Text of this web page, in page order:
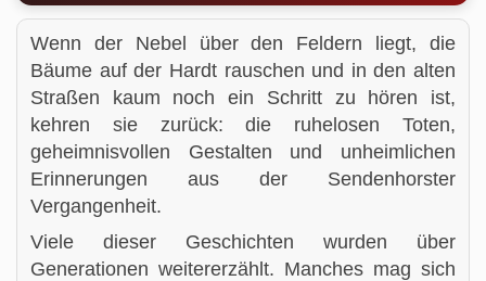
Wenn der Nebel über den Feldern liegt, die
Bäume auf der Hardt rauschen und in den alten
Straßen kaum noch ein Schritt zu hören ist,
kehren sie zurück: die ruhelosen Toten,
geheimnisvollen Gestalten und unheimlichen
Erinnerungen aus der Sendenhorster
Vergangenheit.
Viele dieser Geschichten wurden über
Generationen weitererzählt. Manches mag sich